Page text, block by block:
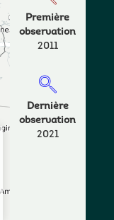
Première
observation
2011
Dernière
observation
2021